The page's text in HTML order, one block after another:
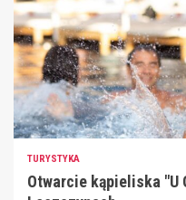
TURYSTYKA
Otwarcie kąpieliska "U